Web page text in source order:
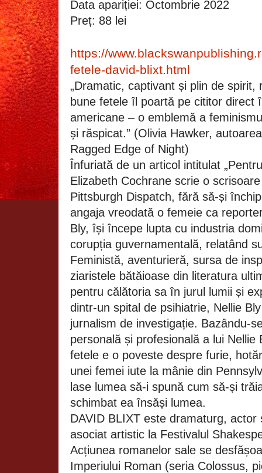
Data apariției: Octombrie
Preț: 88 lei
https://
fetele-david-blixt.html
„Dramatic, captivant și plin de spirit,
bune fetele îl poartă pe cititor direct
americane – o emblemă a
și răspicat.” (Olivia Hawker,
Ragged Edge of Night)
Înfuriată de un articol intitulat
Elizabeth Cochrane scrie o
Pittsburgh Dispatch, fără să-și
angaja vreodată o femeie ca
Bly, își începe lupta cu industria
corupția guvernamentală, relatând
Feministă, aventurieră, sursa de
ziaristele bătăioase din literatura
pentru călătoria sa în jurul lumii și
dintr-un spital de psihiatrie, Nellie
jurnalism de investigație. Bazându-
personală și profesională a lui Nellie
fetele e o poveste despre furie,
unei femei iute la mânie din
lase lumea să-i spună cum să-și
schimbat ea însăși lumea.
DAVID BLIXT este dramaturg, actor
asociat artistic la Festivalul
Acțiunea romanelor sale se
Imperiului Roman (seria Colossus,